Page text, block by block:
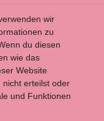
wir
zu
du diesen
wie das
Website
erteilst oder
und Funktionen